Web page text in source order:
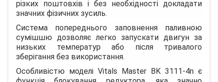
різких поштовхів і без необхідності докладати
значних фізичних зусиль.
Система попереднього заповнення паливною
сумішшю дозволяє легко запускати двигун за
низьких температур або після тривалого
зберігання без використання.
Особливістю моделі Vitals Master BK 3111-4n є